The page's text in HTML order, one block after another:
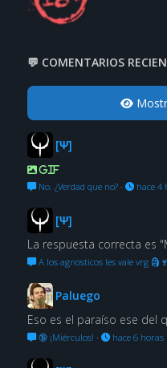
💬 COMENTARIOS
[Ψ]
GIF
No. ¿Verdad que no?· hace 4
[Ψ]
La respuesta correcta es
A los agnosticos les vale vrg 🗿🍷
Paluego
Eso es el paraíso ese del
🔞 ¡Miérculos! · hace 6 horas